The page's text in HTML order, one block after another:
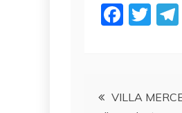
F
b
T
Navegación
VILLA